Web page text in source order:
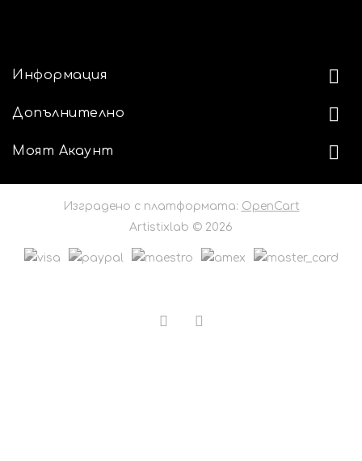
Информация
Допълнително
Моят Акаунт
Изградено с платформата: OpenCart
Artistixlab © 2026